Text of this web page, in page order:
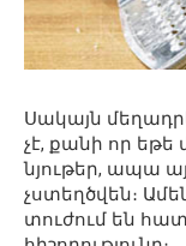
Սակայն
չէ, քանի որ
նյութեր, ապա
չստեղծվեն։
տուժում են